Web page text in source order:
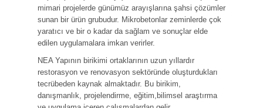
mimari projelerde günümüz arayışlarına şahsi çözümler
sunan bir ürün grubudur. Mikrobetonlar zeminlerde çok
yaratıcı ve bir o kadar da sağlam ve sonuçlar elde
edilen uygulamalara imkan verirler.
NEA Yapının birikimi ortaklarının uzun yıllardır
restorasyon ve renovasyon sektöründe oluşturdukları
tecrübeden kaynak almaktadır. Bu birikim,
danışmanlık, projelendirme, eğitim,bilimsel araştırma